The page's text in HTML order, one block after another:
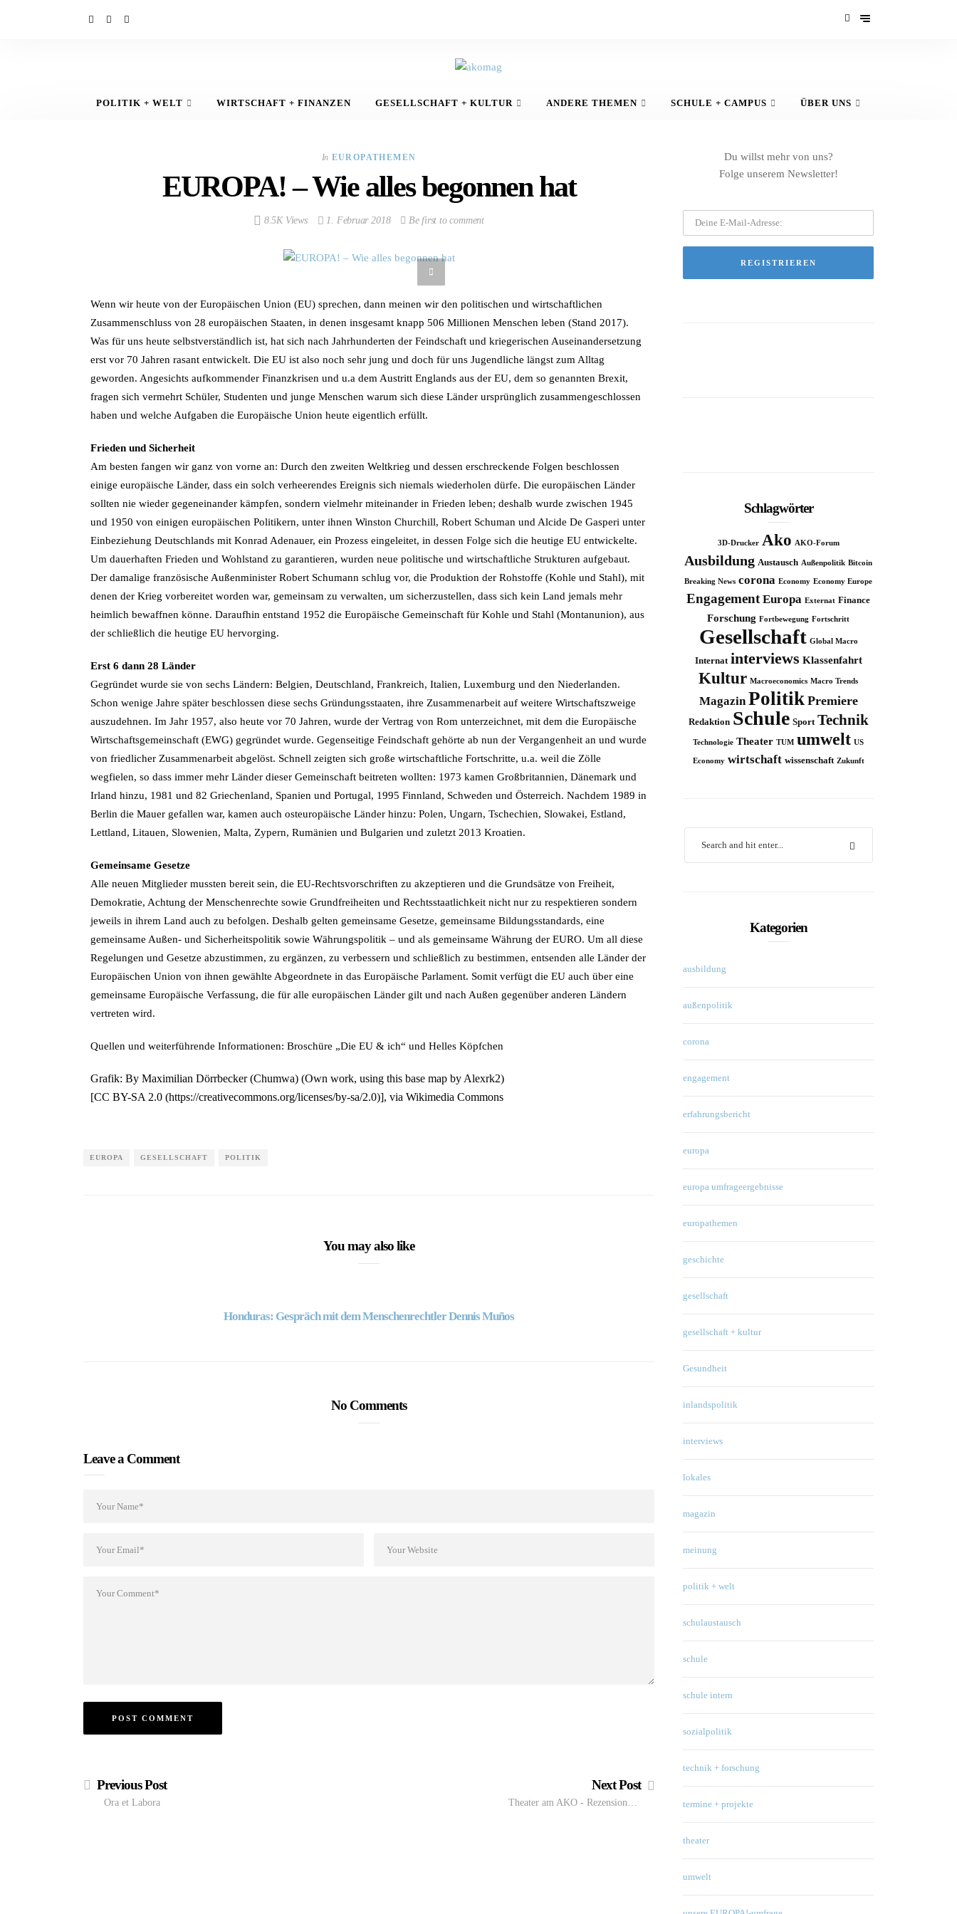
POLITIK + WELT WIRTSCHAFT + FINANZEN GESELLSCHAFT + KULTUR ANDERE THEMEN SCHULE + CAMPUS ÜBER UNS
In EUROPATHEMEN
EUROPA! – Wie alles begonnen hat
8.5K Views 1. Februar 2018 Be first to comment
Wenn wir heute von der Europäischen Union (EU) sprechen, dann meinen wir den politischen und wirtschaftlichen
Zusammenschluss von 28 europäischen Staaten, in denen insgesamt knapp 506 Millionen Menschen leben (Stand 2017).
Was für uns heute selbstverständlich ist, hat sich nach Jahrhunderten der Feindschaft und kriegerischen Auseinandersetzung
erst vor 70 Jahren rasant entwickelt. Die EU ist also noch sehr jung und doch für uns Jugendliche längst zum Alltag
geworden. Angesichts aufkommender Finanzkrisen und u.a dem Austritt Englands aus der EU, dem so genannten Brexit,
fragen sich vermehrt Schüler, Studenten und junge Menschen warum sich diese Länder ursprünglich zusammengeschlossen
haben und welche Aufgaben die Europäische Union heute eigentlich erfüllt.
Frieden und Sicherheit
Am besten fangen wir ganz von vorne an: Durch den zweiten Weltkrieg und dessen erschreckende Folgen beschlossen
einige europäische Länder, dass ein solch verheerendes Ereignis sich niemals wiederholen dürfe. Die europäischen Länder
sollten nie wieder gegeneinander kämpfen, sondern vielmehr miteinander in Frieden leben; deshalb wurde zwischen 1945
und 1950 von einigen europäischen Politikern, unter ihnen Winston Churchill, Robert Schuman und Alcide De Gasperi unter
Einbeziehung Deutschlands mit Konrad Adenauer, ein Prozess eingeleitet, in dessen Folge sich die heutige EU entwickelte.
Um dauerhaften Frieden und Wohlstand zu garantieren, wurden neue politische und wirtschaftliche Strukturen aufgebaut.
Der damalige französische Außenminister Robert Schumann schlug vor, die Produktion der Rohstoffe (Kohle und Stahl), mit
denen der Krieg vorbereitet worden war, gemeinsam zu verwalten, um sicherzustellen, dass sich kein Land jemals mehr
heimlich bewaffnen könne. Daraufhin entstand 1952 die Europäische Gemeinschaft für Kohle und Stahl (Montanunion), aus
der schließlich die heutige EU hervorging.
Erst 6 dann 28 Länder
Gegründet wurde sie von sechs Ländern: Belgien, Deutschland, Frankreich, Italien, Luxemburg und den Niederlanden.
Schon wenige Jahre später beschlossen diese sechs Gründungsstaaten, ihre Zusammenarbeit auf weitere Wirtschaftszweige
auszudehnen. Im Jahr 1957, also heute vor 70 Jahren, wurde der Vertrag von Rom unterzeichnet, mit dem die Europäische
Wirtschaftsgemeinschaft (EWG) gegründet wurde. Gegenseitige Feindschaft gehörte ab nun der Vergangenheit an und wurde
von friedlicher Zusammenarbeit abgelöst. Schnell zeigten sich große wirtschaftliche Fortschritte, u.a. weil die Zölle
wegfielen, so dass immer mehr Länder dieser Gemeinschaft beitreten wollten: 1973 kamen Großbritannien, Dänemark und
Irland hinzu, 1981 und 82 Griechenland, Spanien und Portugal, 1995 Finnland, Schweden und Österreich. Nachdem 1989 in
Berlin die Mauer gefallen war, kamen auch osteuropäische Länder hinzu: Polen, Ungarn, Tschechien, Slowakei, Estland,
Lettland, Litauen, Slowenien, Malta, Zypern, Rumänien und Bulgarien und zuletzt 2013 Kroatien.
Gemeinsame Gesetze
Alle neuen Mitglieder mussten bereit sein, die EU-Rechtsvorschriften zu akzeptieren und die Grundsätze von Freiheit,
Demokratie, Achtung der Menschenrechte sowie Grundfreiheiten und Rechtsstaatlichkeit nicht nur zu respektieren sondern
jeweils in ihrem Land auch zu befolgen. Deshalb gelten gemeinsame Gesetze, gemeinsame Bildungsstandards, eine
gemeinsame Außen- und Sicherheitspolitik sowie Währungspolitik – und als gemeinsame Währung der EURO. Um all diese
Regelungen und Gesetze abzustimmen, zu ergänzen, zu verbessern und schließlich zu bestimmen, entsenden alle Länder der
Europäischen Union von ihnen gewählte Abgeordnete in das Europäische Parlament. Somit verfügt die EU auch über eine
gemeinsame Europäische Verfassung, die für alle europäischen Länder gilt und nach Außen gegenüber anderen Ländern
vertreten wird.
Quellen und weiterführende Informationen: Broschüre „Die EU & ich“ und Helles Köpfchen
Grafik: By Maximilian Dörrbecker (Chumwa) (Own work, using this base map by Alexrk2)
[CC BY-SA 2.0 (https://creativecommons.org/licenses/by-sa/2.0)], via Wikimedia Commons
EUROPA GESELLSCHAFT POLITIK
You may also like
Honduras: Gespräch mit dem Menschenrechtler Dennis Muños
No Comments
Leave a Comment
Previous Post
Ora et Labora
Next Post
Theater am AKO - Rezension…
Du willst mehr von uns?
Folge unserem Newsletter!
Schlagwörter
3D-Drucker Ako AKO-Forum
Ausbildung Austausch Außenpolitik Bitcoin
Breaking News corona Economy Economy Europe
Engagement Europa Externat Finance
Forschung Fortbewegung Fortschritt
Gesellschaft Global Macro
Internat interviews Klassenfahrt
Kultur Macroeconomics Macro Trends
Magazin Politik Premiere
Redaktion Schule Sport Technik
Technologie Theater TUM umwelt US
Economy wirtschaft wissenschaft Zukunft
Kategorien
ausbildung
außenpolitik
corona
engagement
erfahrungsbericht
europa
europa umfrageergebnisse
europathemen
geschichte
gesellschaft
gesellschaft + kultur
Gesundheit
inlandspolitik
interviews
lokales
magazin
meinung
politik + welt
schulaustausch
schule
schule intern
sozialpolitik
technik + forschung
termine + projekte
theater
umwelt